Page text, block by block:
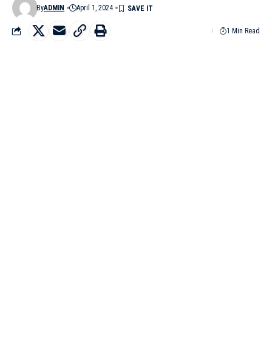
ByADMIN April 1, 2024
1 Min Read